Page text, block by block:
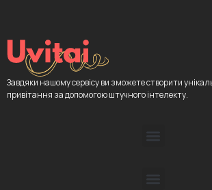
Завдяки нашому сервісу ви зможете створити
привітання за допомогою штучного інтелекту.